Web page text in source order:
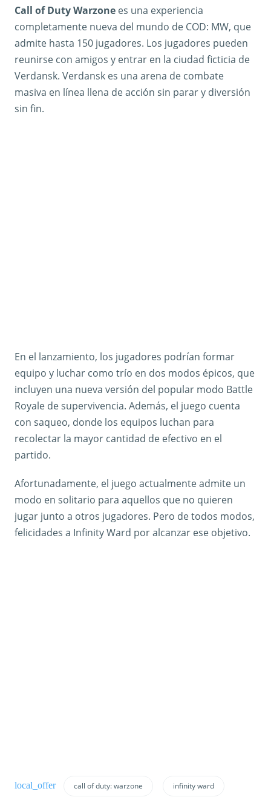
Call of Duty Warzone es una experiencia
completamente nueva del mundo de COD: MW, que
admite hasta 150 jugadores. Los jugadores pueden
reunirse con amigos y entrar en la ciudad ficticia de
Verdansk. Verdansk es una arena de combate
masiva en línea llena de acción sin parar y diversión
sin fin.
En el lanzamiento, los jugadores podrían formar
equipo y luchar como trío en dos modos épicos, que
incluyen una nueva versión del popular modo Battle
Royale de supervivencia. Además, el juego cuenta
con saqueo, donde los equipos luchan para
recolectar la mayor cantidad de efectivo en el
partido.
Afortunadamente, el juego actualmente admite un
modo en solitario para aquellos que no quieren
jugar junto a otros jugadores. Pero de todos modos,
felicidades a Infinity Ward por alcanzar ese objetivo.
call of duty: warzone infinity ward